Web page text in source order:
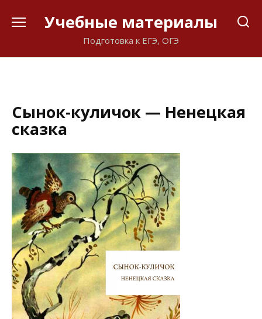
Учебные материалы
Подготовка к ЕГЭ, ОГЭ
Сынок-куличок — Ненецкая
сказка